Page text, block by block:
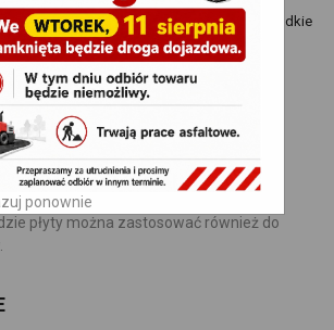
Daszki i płyty Płyty Płyty gładkie
do rodzaju elementów o szerokim
na swoją estetykę i trwałość
nakrycie murków ogrodzeniowych,
wpiszą się w krajobraz małej
w prywatnym ogrodzie jak i w miejscu
Z uwagi na jakość wykonania, strukturę
płyty można zastosować również do
ponownie